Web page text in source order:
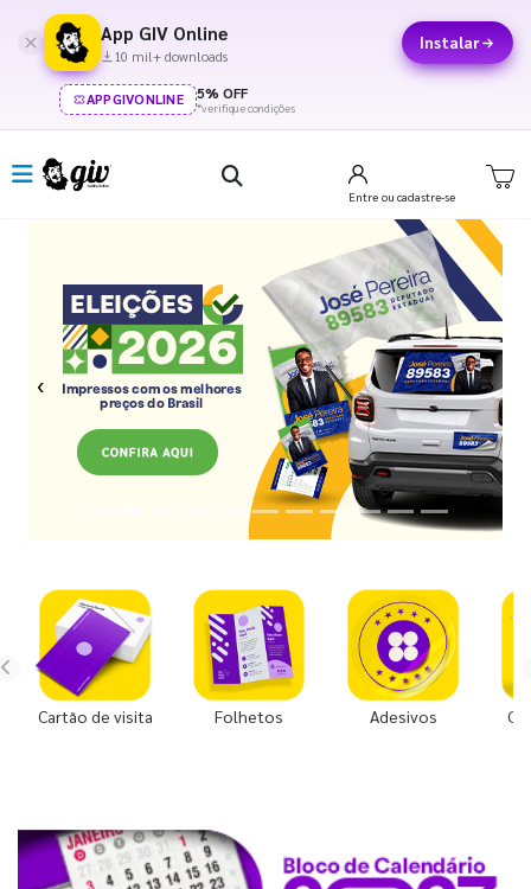
App GIV Online
10 mil+ downloads
Instalar
APPGIVONLINE 5% OFF
*verifique condições
Entre ou cadastre-se
Previous Next
Cartão de visita Folhetos Adesivos